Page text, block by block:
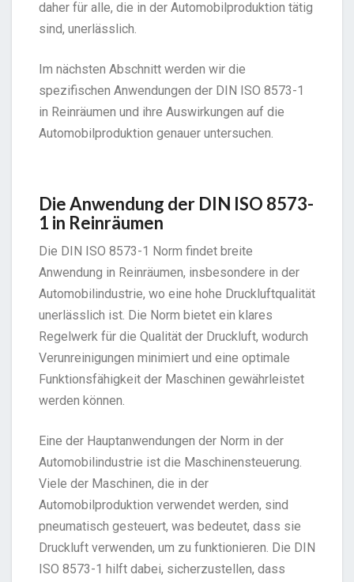
daher für alle, die in der Automobilproduktion tätig
sind, unerlässlich.
Im nächsten Abschnitt werden wir die
spezifischen Anwendungen der DIN ISO 8573-1
in Reinräumen und ihre Auswirkungen auf die
Automobilproduktion genauer untersuchen.
Die Anwendung der DIN ISO 8573-
1 in Reinräumen
Die DIN ISO 8573-1 Norm findet breite
Anwendung in Reinräumen, insbesondere in der
Automobilindustrie, wo eine hohe Druckluftqualität
unerlässlich ist. Die Norm bietet ein klares
Regelwerk für die Qualität der Druckluft, wodurch
Verunreinigungen minimiert und eine optimale
Funktionsfähigkeit der Maschinen gewährleistet
werden können.
Eine der Hauptanwendungen der Norm in der
Automobilindustrie ist die Maschinensteuerung.
Viele der Maschinen, die in der
Automobilproduktion verwendet werden, sind
pneumatisch gesteuert, was bedeutet, dass sie
Druckluft verwenden, um zu funktionieren. Die DIN
ISO 8573-1 hilft dabei, sicherzustellen, dass